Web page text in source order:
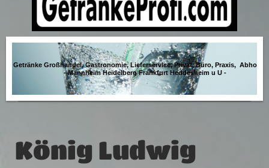
Getränke Großhandel, Gastronomie, Lieferservice, Privat, Büro, Praxis,
- Mannheim Heidelberg Frankfurt Heddesheim u U -
König Ludwig